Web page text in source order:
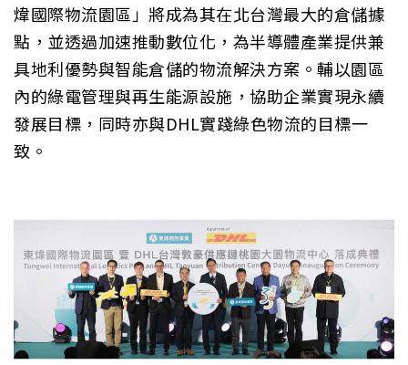
煒國際物流園區」將成為其在北台灣最大的倉儲據
點，並透過加速推動數位化，為半導體產業提供兼
具地利優勢與智能倉儲的物流解決方案。輔以園區
內的綠電管理與再生能源設施，協助企業實現永續
發展目標，同時亦與DHL實踐綠色物流的目標一
致。